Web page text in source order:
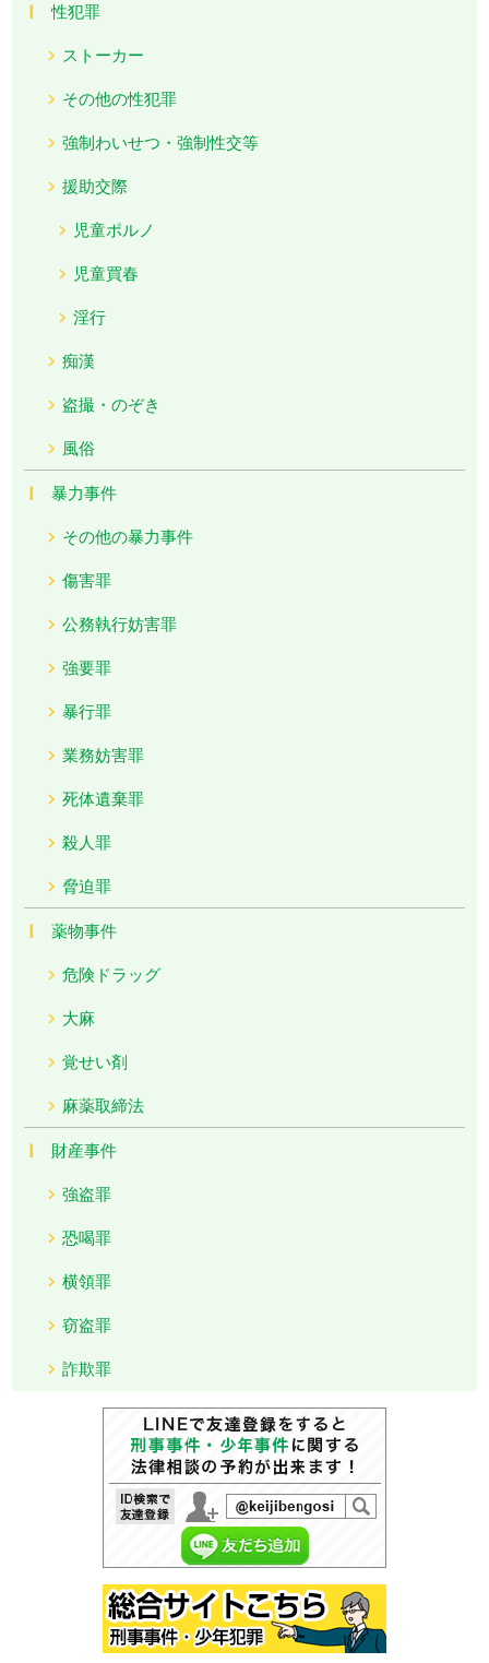
性犯罪
ストーカー
その他の性犯罪
強制わいせつ・強制性交等
援助交際
児童ポルノ
児童買春
淫行
痴漢
盗撮・のぞき
風俗
暴力事件
その他の暴力事件
傷害罪
公務執行妨害罪
強要罪
暴行罪
業務妨害罪
死体遺棄罪
殺人罪
脅迫罪
薬物事件
危険ドラッグ
大麻
覚せい剤
麻薬取締法
財産事件
強盗罪
恐喝罪
横領罪
窃盗罪
詐欺罪